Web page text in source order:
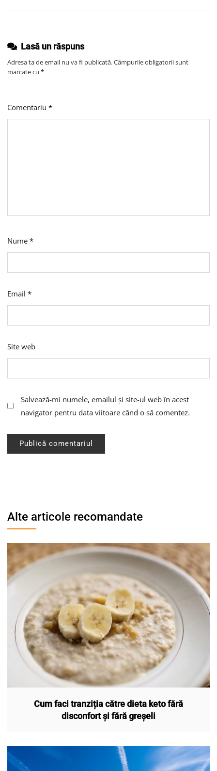
Lasă un răspuns
Adresa ta de email nu va fi publicată.Câmpurile obligatorii sunt
marcate cu *
Comentariu *
Nume *
Email *
Site web
Salvează-mi numele, emailul și site-ul web în acest
navigator pentru data viitoare când o să comentez.
Alte articole recomandate
Cum faci tranziția către dieta keto fără
disconfort și fără greșeli